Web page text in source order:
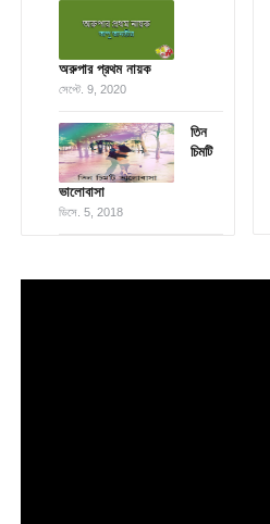
অরুপার প্রথম নায়ক
সেপ্টে. 9, 2020
তিন
চিমটি
ভালোবাসা
ডিসে. 5, 2018